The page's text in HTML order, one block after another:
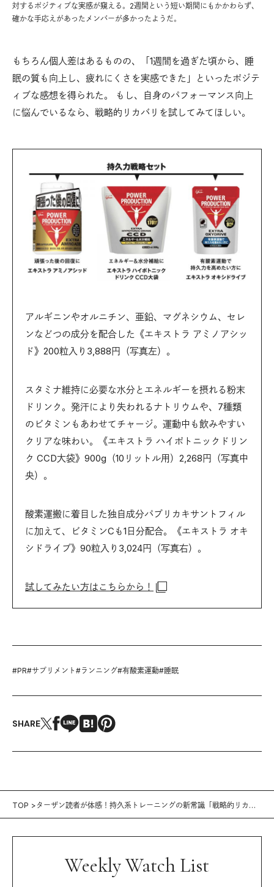
対するポジティブな実感が窺える。2週間という短い期間にもかかわらず、
確かな手応えがあったメンバーが多かったようだ。
もちろん個人差はあるものの、「1週間を過ぎた頃から、睡
眠の質も向上し、疲れにくさを実感できた」といったポジテ
ィブな感想を得られた。 もし、自身のパフォーマンス向上
に悩んでいるなら、戦略的リカバリを試してみてほしい。
アルギニンやオルニチン、亜鉛、マグネシウム、セレ
ンなどつの成分を配合した《エキストラ アミノアシッ
ド》200粒入り3,888円（写真左）。
スタミナ維持に必要な水分とエネルギーを摂れる粉末
ドリンク。発汗により失われるナトリウムや、7種類
のビタミンもあわせてチャージ。運動中も飲みやすい
クリアな味わい。《エキストラ ハイポトニックドリン
ク CCD大袋》900g（10リットル用）2,268円（写真中
央）。
酸素運搬に着目した独自成分パプリカキサントフィル
に加えて、ビタミンCも1日分配合。《エキストラ オキ
シドライブ》90粒入り3,024円（写真右）。
試してみたい方はこちらから！
#PR#サプリメント #ランニング#有酸素運動#睡眠
SHARE
TOP
ターザン読者が体感！持久系トレーニングの新常識「戦略的リカバ
Weekly Watch List